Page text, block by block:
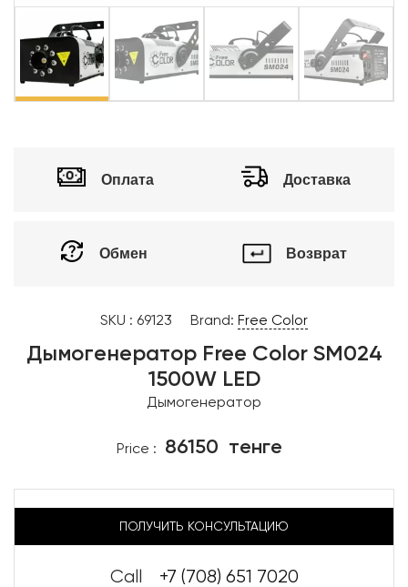
Оплата Доставка
Обмен Возврат
SKU : 69123 Brand: Free Color
Дымогенератор Free Color SM024
1500W LED
Дымогенератор
Price : 86150 тенге
ПОЛУЧИТЬ КОНСУЛЬТАЦИЮ
Call +7 (708) 651 7020